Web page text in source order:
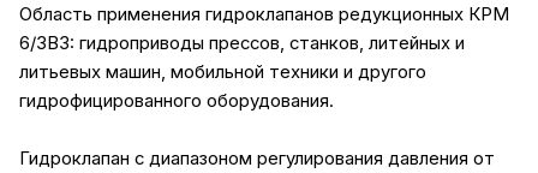
Область применения гидроклапанов редукционных КРМ
6/3В3: гидроприводы прессов, станков, литейных и
литьевых машин, мобильной техники и другого
гидрофицированного оборудования.
Гидроклапан с диапазоном регулирования давления от